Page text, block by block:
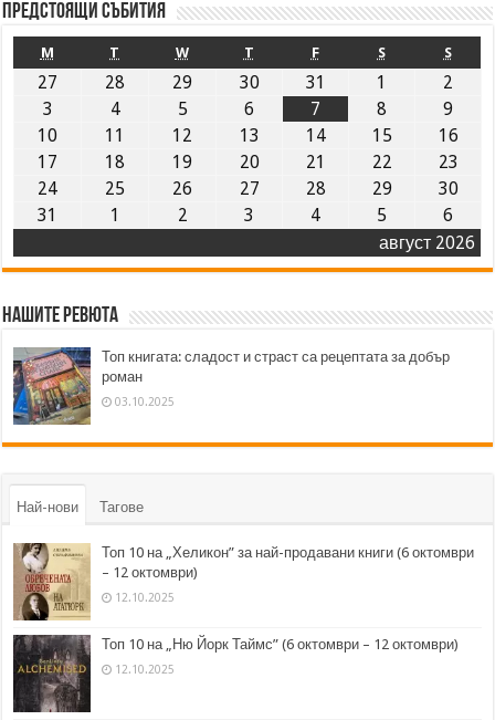
Предстоящи събития
август 2026
M T W T F S S
27 28 29 30 31 1
2
3
4 5 6 7 8
9
10
11 12 13 14 15
16
17
18 19 20 21 22
23
24
25 26 27 28 29
30
31
1 2 3 4 5 6
Нашите ревюта
Топ книгата: сладост и страст са рецептата за добър
роман
03.10.2025
Най-нови Тагове
Топ 10 на „Хеликон” за най-продавани книги (6 октомври
– 12 октомври)
12.10.2025
Топ 10 на „Ню Йорк Таймс” (6 октомври – 12 октомври)
12.10.2025